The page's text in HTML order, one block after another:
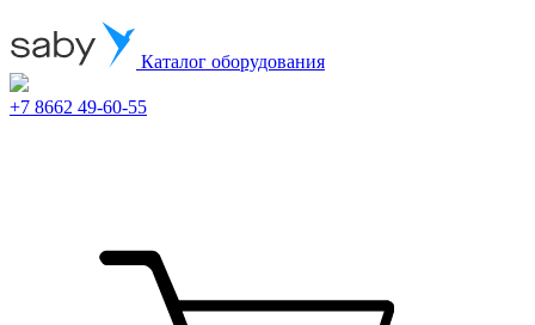
Каталог оборудования
+7 8662 49-60-55